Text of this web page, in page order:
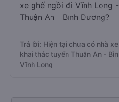
xe ghế ngồi đi Vĩnh Long
Thuận An - Bình Dương?
Trả lời: Hiện tại chưa có nhà
khai thác tuyến Thuận An -
Vĩnh Long